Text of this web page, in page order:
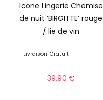
Icone Lingerie Chemise
de nuit ‘BIRGITTE’ rouge
/ lie de vin
Livraison Gratuit
39,90€